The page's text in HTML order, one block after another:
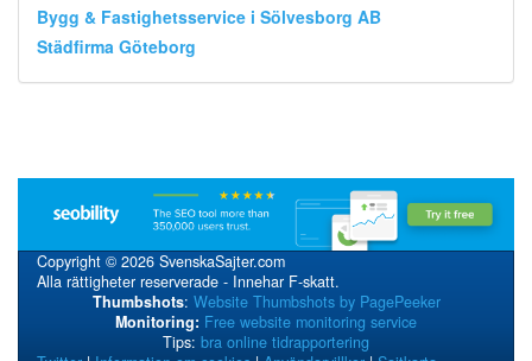
Bygg & Fastighetsservice i Sölvesborg AB
Städfirma Göteborg
Copyright © 2026 SvenskaSajter.com
Alla rättigheter reserverade - Innehar F-skatt.
Thumbshots: Website Thumbshots by PagePeeker
Monitoring: Free website monitoring service
Tips: bra online tidrapportering